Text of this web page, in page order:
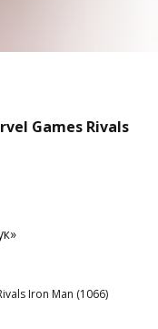
Games Rivals
Iron Man (1066)